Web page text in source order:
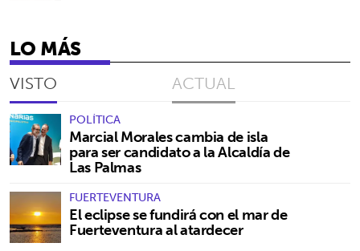
LO MÁS
VISTO ACTUAL
POLÍTICA
Marcial Morales cambia de isla
para ser candidato a la Alcaldía de
Las Palmas
FUERTEVENTURA
El eclipse se fundirá con el mar de
Fuerteventura al atardecer